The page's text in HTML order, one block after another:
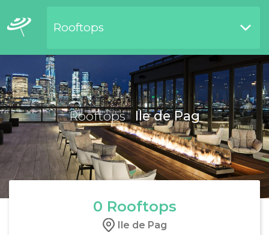
Rooftops
Rooftops Ile de Pag
0 Rooftops
Ile de Pag